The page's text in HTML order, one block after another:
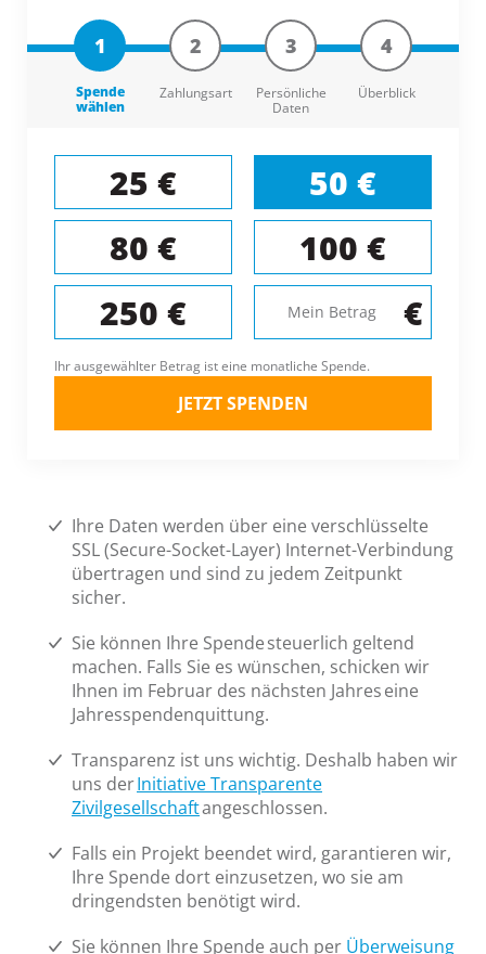
1
Spende
wählen
2
Zahlungsart
3
Persönliche
Daten
4
Überblick
25 €
50 €
80 €
100 €
250 €
€
Ihr ausgewählter Betrag ist eine monatliche Spende.
JETZT SPENDEN
Ihre Daten werden über eine verschlüsselte
SSL (Secure-Socket-Layer) Internet-Verbindung
übertragen und sind zu jedem Zeitpunkt
sicher.
Sie können Ihre Spende steuerlich geltend
machen. Falls Sie es wünschen, schicken wir
Ihnen im Februar des nächsten Jahres eine
Jahresspendenquittung.
Transparenz ist uns wichtig. Deshalb haben wir
uns derInitiative Transparente
Zivilgesellschaftangeschlossen.
Falls ein Projekt beendet wird, garantieren wir,
Ihre Spende dort einzusetzen, wo sie am
dringendsten benötigt wird.
Sie können Ihre Spende auch per Überweisung